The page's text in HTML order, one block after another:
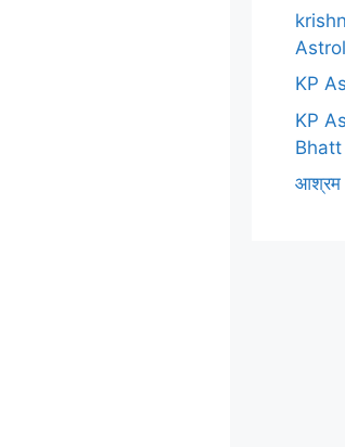
KP
KP
Bhatt
आश्रम